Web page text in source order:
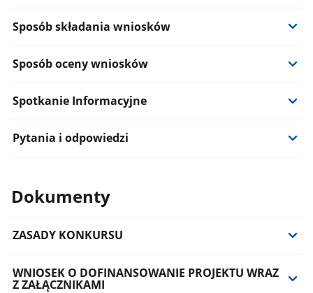
Sposób składania wniosków
Sposób oceny wniosków
Spotkanie Informacyjne
Pytania i odpowiedzi
Dokumenty
ZASADY KONKURSU
WNIOSEK O DOFINANSOWANIE PROJEKTU WRAZ
Z ZAŁĄCZNIKAMI